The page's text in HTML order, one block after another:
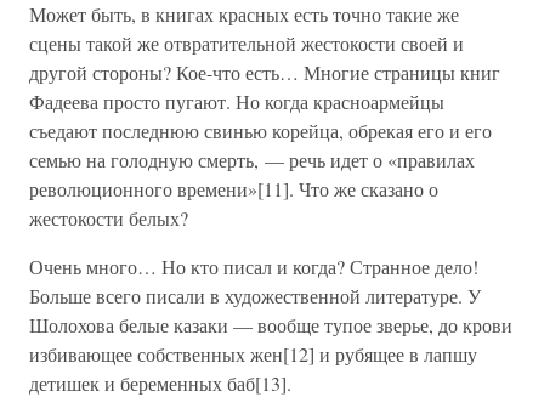
Может быть, в книгах красных есть точно такие же
сцены такой же отвратительной жестокости своей и
другой стороны? Кое-что есть… Многие страницы книг
Фадеева просто пугают. Но когда красноармейцы
съедают последнюю свинью корейца, обрекая его и его
семью на голодную смерть, — речь идет о «правилах
революционного времени»[11]. Что же сказано о
жестокости белых?
Очень много… Но кто писал и когда? Странное дело!
Больше всего писали в художественной литературе. У
Шолохова белые казаки — вообще тупое зверье, до крови
избивающее собственных жен[12] и рубящее в лапшу
детишек и беременных баб[13].